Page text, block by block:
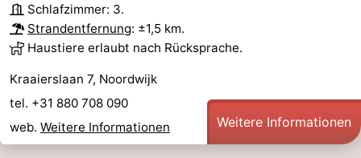
Kontakt
Schlafzimmer: 3.
Strandentfernung: ±1,5 km.
Haustiere erlaubt nach Rücksprache.
Kraaierslaan 7, Noordwijk
tel. +31 880 708 090
web. Weitere Informationen Weitere Informationen